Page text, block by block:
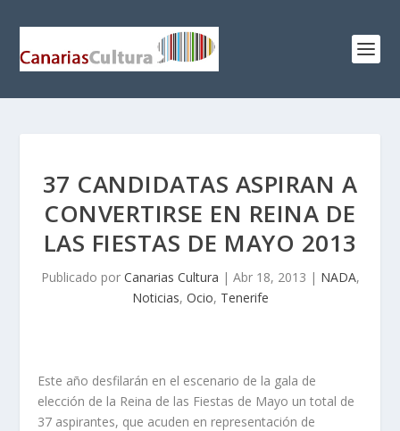
37 CANDIDATAS ASPIRAN A
CONVERTIRSE EN REINA DE
LAS FIESTAS DE MAYO 2013
Publicado por Canarias Cultura | Abr 18, 2013 | NADA,
Noticias, Ocio, Tenerife
Este año desfilarán en el escenario de la gala de
elección de la Reina de las Fiestas de Mayo un total de
37 aspirantes, que acuden en representación de